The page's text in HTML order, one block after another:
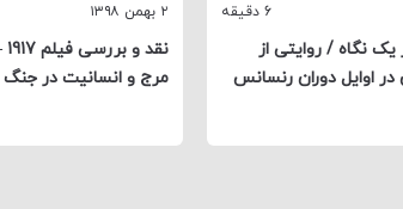
6 دقیقه
نگاه / روایتی از
اوایل دوران رنسانس
۲ بهمن ۱۳۹۸
مرج و انسانیت در جنگ